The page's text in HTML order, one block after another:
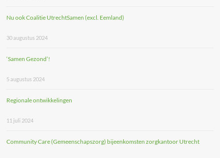
Nu ook Coalitie UtrechtSamen (excl. Eemland)
30 augustus 2024
‘Samen Gezond’!
5 augustus 2024
Regionale ontwikkelingen
11 juli 2024
Community Care (Gemeenschapszorg) bijeenkomsten zorgkantoor Utrecht